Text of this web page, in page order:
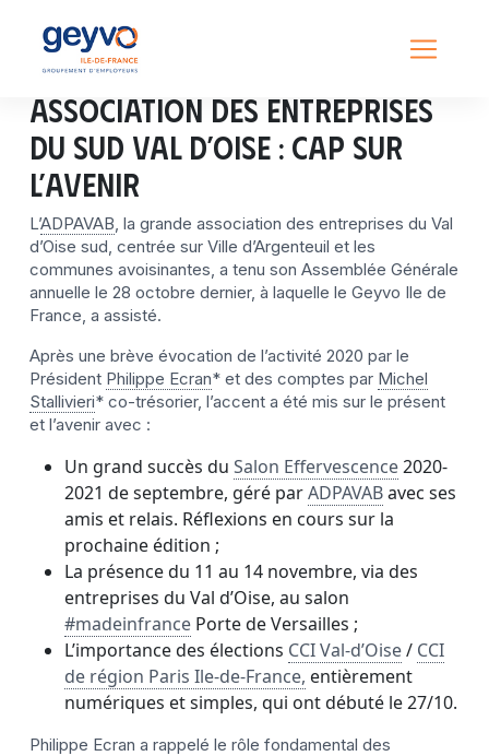
Association des Entreprises
du Sud Val d’Oise : Cap sur
l’avenir
L’ADPAVAB, la grande association des entreprises du Val
d’Oise sud, centrée sur Ville d’Argenteuil et les
communes avoisinantes, a tenu son Assemblée Générale
annuelle le 28 octobre dernier, à laquelle le Geyvo Ile de
France, a assisté.
Après une brève évocation de l’activité 2020 par le
Président Philippe Ecran* et des comptes par Michel
Stallivieri* co-trésorier, l’accent a été mis sur le présent
et l’avenir avec :
Un grand succès du Salon Effervescence2020-
2021 de septembre, géré parADPAVABavec ses
amis et relais. Réflexions en cours sur la
prochaine édition ;
La présence du 11 au 14 novembre, via des
entreprises du Val d’Oise, au salon
#madeinfrance Porte de Versailles ;
L’importance des élections CCI Val-d’Oise/ CCI
de région Paris Ile-de-France, entièrement
numériques et simples, qui ont débuté le 27/10.
Philippe Ecran a rappelé le rôle fondamental des